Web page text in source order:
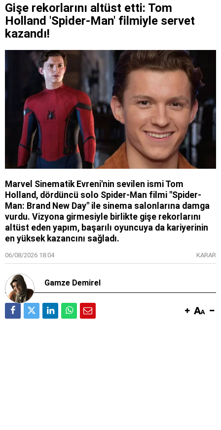
Gişe rekorlarını altüst etti: Tom
Holland 'Spider-Man' filmiyle servet
kazandı!
Marvel Sinematik Evreni'nin sevilen ismi Tom
Holland, dördüncü solo Spider-Man filmi "Spider-
Man: Brand New Day" ile sinema salonlarına damga
vurdu. Vizyona girmesiyle birlikte gişe rekorlarını
altüst eden yapım, başarılı oyuncuya da kariyerinin
en yüksek kazancını sağladı.
06/08/2026 18:04 KARAR
Gamze Demirel